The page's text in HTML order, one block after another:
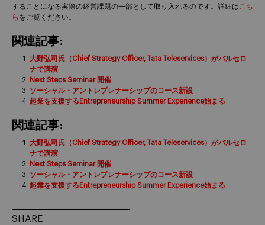
することになる実際の経営課題の一部として取り入れるのです。詳細は こち
ら をご覧ください。
関連記事:
大野弘司氏（Chief Strategy Officer, Tata Teleservices）がバルセロ
ナで講演
Next Steps Seminar 開催
ソーシャル・アントレプレナーシップのコース新設
起業を支援するEntrepreneurship Summer Experience始まる
関連記事:
大野弘司氏（Chief Strategy Officer, Tata Teleservices）がバルセロ
ナで講演
Next Steps Seminar 開催
ソーシャル・アントレプレナーシップのコース新設
起業を支援するEntrepreneurship Summer Experience始まる
SHARE